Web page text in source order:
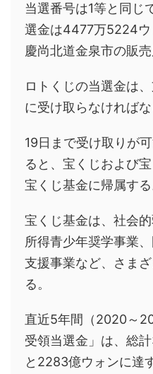
当選番号は1等と同じ
選金は4477万5224ウ
慶尚北道金泉市の販売
ロトくじの当選金は
に受け取らなければな
19日まで受け取りが
ると、宝くじおよび
宝くじ基金に帰属する
宝くじ基金は、社会
所得青少年奨学事業
支援事業など、さま
る。
直近5年間（2020～
受領当選金」は、総
と2283億ウォンに達